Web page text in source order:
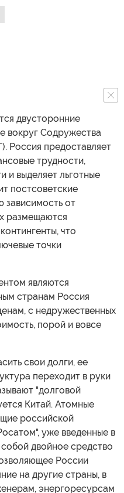
двусторонние
вокруг Содружества
Россия предоставляет
трудности,
и выделяет льготные
постсоветские
зависимость от
размещаются
что
точки
являются
странам Россия
с недружественных
порой и вовсе
свои долги, ее
переходит в руки
"долговой
Китай. Атомные
российской
уже введенные в
двойное средство
России
на другие страны, в
энергоресурсам